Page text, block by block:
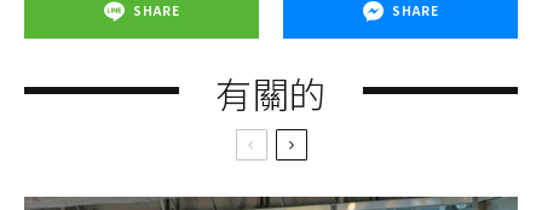
SHARE SHARE
有關的